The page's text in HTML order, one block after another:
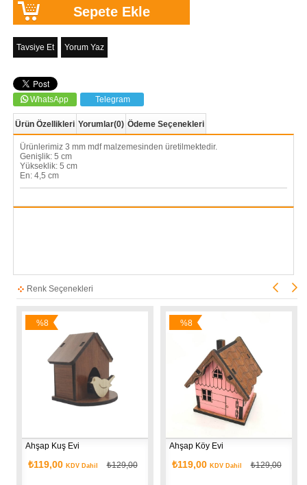
Tavsiye Et Yorum Yaz
WhatsApp Telegram
Ürün Özellikleri Yorumlar(0) Ödeme Seçenekleri
Ürünlerimiz 3 mm mdf malzemesinden üretilmektedir.
Genişlik: 5 cm
Yükseklik: 5 cm
En: 4,5 cm
Renk Seçenekleri
Kuş Evi
KDV Dahil ₺129,00
Ahşap Köy Evi
₺119,00KDV Dahil ₺129,00